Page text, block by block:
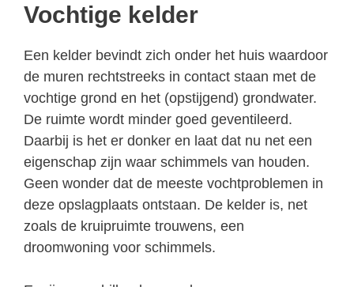
Vochtige kelder
Een kelder bevindt zich onder het huis waardoor
de muren rechtstreeks in contact staan met de
vochtige grond en het (opstijgend) grondwater.
De ruimte wordt minder goed geventileerd.
Daarbij is het er donker en laat dat nu net een
eigenschap zijn waar schimmels van houden.
Geen wonder dat de meeste vochtproblemen in
deze opslagplaats ontstaan. De kelder is, net
zoals de kruipruimte trouwens, een
droomwoning voor schimmels.